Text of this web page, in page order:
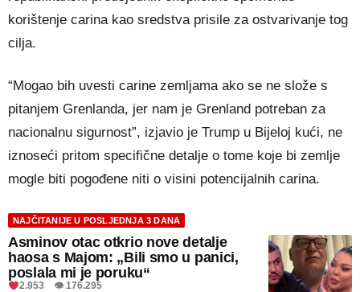
korištenje carina kao sredstva prisile za ostvarivanje tog
cilja.
“Mogao bih uvesti carine zemljama ako se ne slože s
pitanjem Grenlanda, jer nam je Grenland potreban za
nacionalnu sigurnost”, izjavio je Trump u Bijeloj kući, ne
iznoseći pritom specifične detalje o tome koje bi zemlje
mogle biti pogođene niti o visini potencijalnih carina.
NAJČITANIJE U POSLJEDNJA 3 DANA
Asminov otac otkrio nove detalje
haosa s Majom: „Bili smo u panici,
poslala mi je poruku“
2.953 👁 176.295